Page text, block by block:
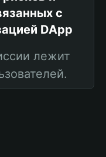
с
DApp
лежит